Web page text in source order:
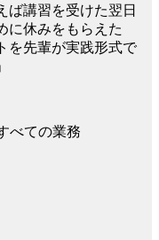
ば講習を受けた翌日
に休みをもらえた
を先輩が実践形式で
べての業務